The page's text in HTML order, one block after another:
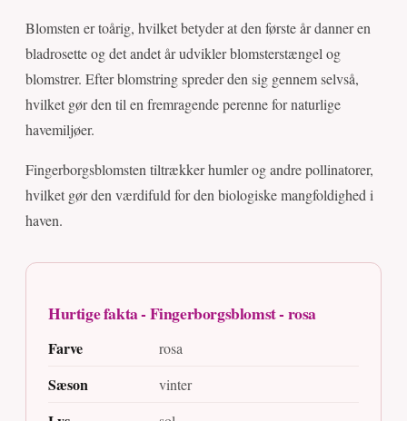
Blomsten er toårig, hvilket betyder at den første år danner en
bladrosette og det andet år udvikler blomsterstængel og
blomstrer. Efter blomstring spreder den sig gennem selvså,
hvilket gør den til en fremragende perenne for naturlige
havemiljøer.
Fingerborgsblomsten tiltrækker humler og andre pollinatorer,
hvilket gør den værdifuld for den biologiske mangfoldighed i
haven.
Hurtige fakta - Fingerborgsblomst - rosa
Farve rosa
Sæson vinter